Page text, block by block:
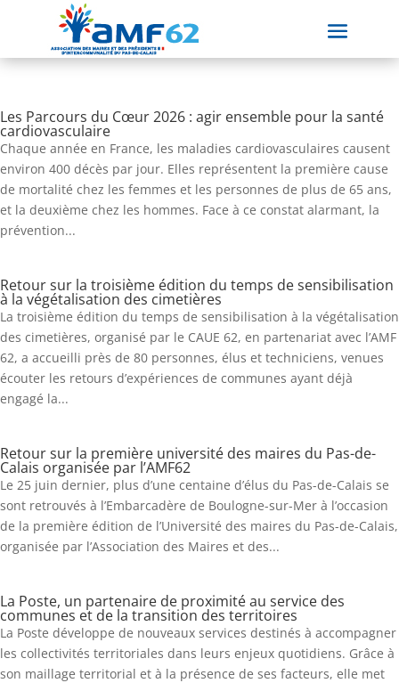
Les Parcours du Cœur 2026 : agir ensemble pour la santé
cardiovasculaire
Chaque année en France, les maladies cardiovasculaires causent
environ 400 décès par jour. Elles représentent la première cause
de mortalité chez les femmes et les personnes de plus de 65 ans,
et la deuxième chez les hommes. Face à ce constat alarmant, la
prévention...
Retour sur la troisième édition du temps de sensibilisation
à la végétalisation des cimetières
La troisième édition du temps de sensibilisation à la végétalisation
des cimetières, organisé par le CAUE 62, en partenariat avec l’AMF
62, a accueilli près de 80 personnes, élus et techniciens, venues
écouter les retours d’expériences de communes ayant déjà
engagé la...
Retour sur la première université des maires du Pas-de-
Calais organisée par l’AMF62
Le 25 juin dernier, plus d’une centaine d’élus du Pas-de-Calais se
sont retrouvés à l’Embarcadère de Boulogne-sur-Mer à l’occasion
de la première édition de l’Université des maires du Pas-de-Calais,
organisée par l’Association des Maires et des...
La Poste, un partenaire de proximité au service des
communes et de la transition des territoires
La Poste développe de nouveaux services destinés à accompagner
les collectivités territoriales dans leurs enjeux quotidiens. Grâce à
son maillage territorial et à la présence de ses facteurs, elle met